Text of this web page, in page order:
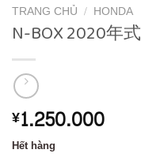
TRANG CHỦ / HONDA
N-BOX 2020年式
¥1.250.000
Hết hàng